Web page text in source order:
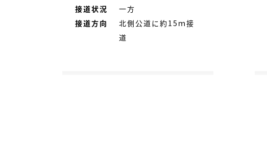
接道状況
一方
接道方向
北側公道に約15ｍ接
道